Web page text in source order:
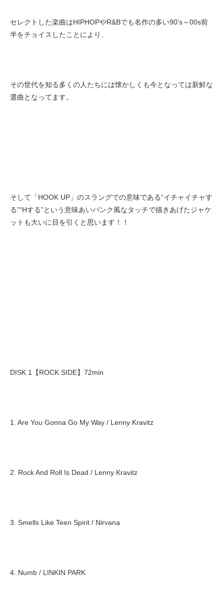
セレクトした楽曲はHIPHOPやR&Bでも名作の多い90’s～00s前
半をチョイスしたことにより、
その世代を知る多くの人たちには懐かしくも今となっては新鮮な
選曲となってます。
そして「HOOK UP」のスラングでの意味である“イチャイチャす
る”“Hする”という意味あいパンク風なタッチで描きあげたジャケ
ットも大いに目を引くと思います！！
DISK 1【ROCK SIDE】72min
1. Are You Gonna Go My Way / Lenny Kravitz
2. Rock And Roll Is Dead / Lenny Kravitz
3. Smells Like Teen Spirit / Nirvana
4. Numb / LINKIN PARK